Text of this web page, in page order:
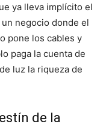
ya lleva implícito el
negocio donde el
pone los cables y
paga la cuenta de
luz la riqueza de
de la